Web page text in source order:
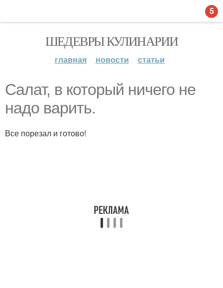
ШЕДЕВРЫ КУЛИНАРИИ
главная новости статьи
Салат, в который ничего не
надо варить.
Все порезал и готово!
5